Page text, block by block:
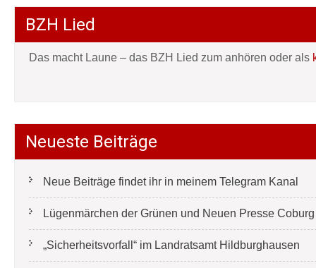
BZH Lied
Das macht Laune – das BZH Lied zum anhören oder als
Neueste Beiträge
Neue Beiträge findet ihr in meinem Telegram Kanal
Lügenmärchen der Grünen und Neuen Presse
„Sicherheitsvorfall“ im Landratsamt Hildburghausen